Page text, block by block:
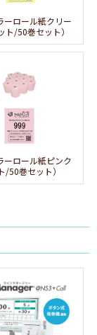
ーロール紙クリー
ト/50巻セット）
ーロール紙ピンク
/50巻セット）